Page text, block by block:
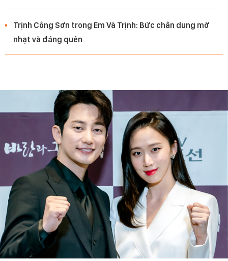
Trịnh Công Sơn trong Em Và Trịnh: Bức chân dung mờ
nhạt và đáng quên